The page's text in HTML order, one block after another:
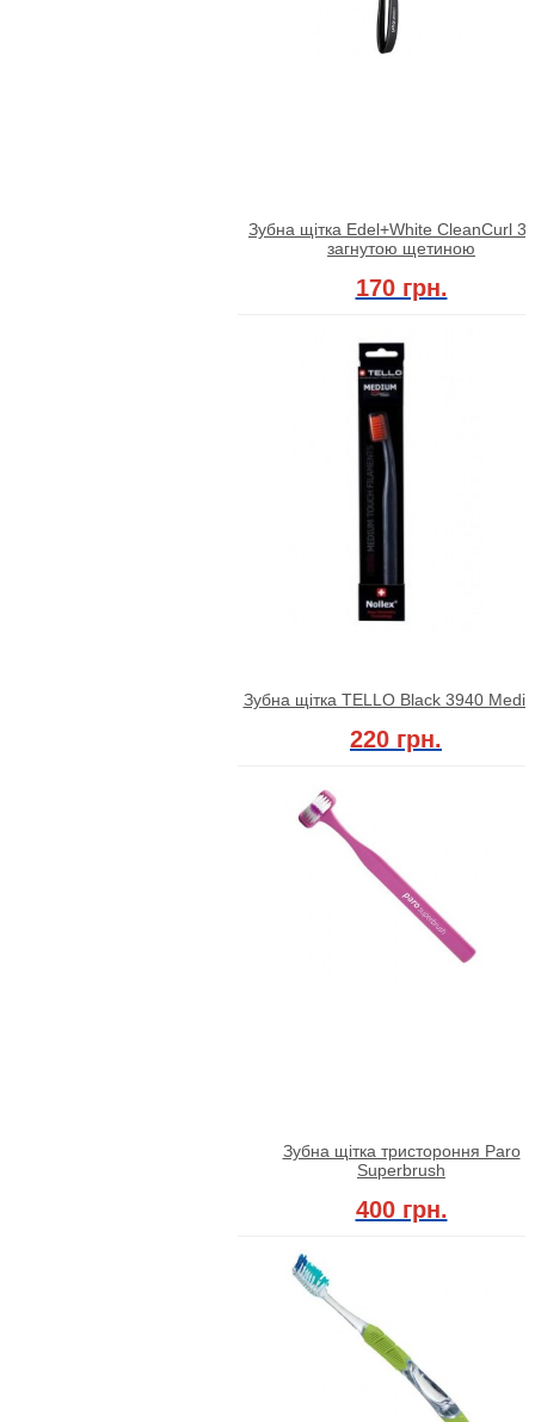
Зубна щітка Edel+White CleanСurl 3D
загнутою щетиною
170 грн.
Зубна щітка TELLO Black 3940
220 грн.
Зубна щітка тристороння Paro
Superbrush
400 грн.